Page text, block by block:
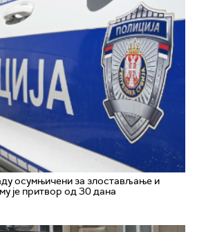
осумњичени за злостављање и
је притвор од 30 дана